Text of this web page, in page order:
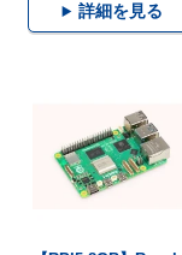
詳細を見る